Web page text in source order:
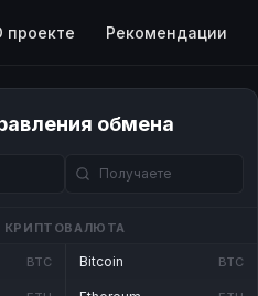
проекте Рекомендации
обмена
КРИПТОВАЛЮТА
BTC Bitcoin BTC